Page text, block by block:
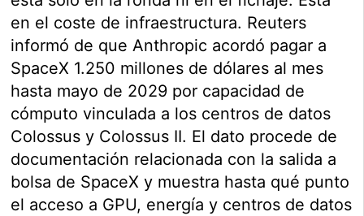
en el coste de infraestructura. Reuters
informó de que Anthropic acordó pagar a
SpaceX 1.250 millones de dólares al mes
hasta mayo de 2029 por capacidad de
cómputo vinculada a los centros de datos
Colossus y Colossus II. El dato procede de
documentación relacionada con la salida a
bolsa de SpaceX y muestra hasta qué punto
el acceso a GPU, energía y centros de datos